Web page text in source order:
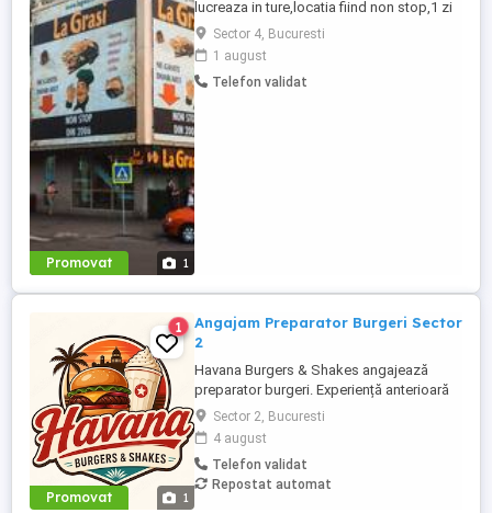
Promovat 1
lucreaza in ture,locatia fiind non stop,1 zi
da 1 zi nu,locatia se afla in sectorul 4,se
acorda 1 masa calda zilnic,cartieru
Berceni,cu experienta salariul 4300 lei net
la 14 ore zi,salariu 3700 lei net la 12 ore
Sector 4, Bucuresti
1 august
Telefon validat
Promovat 1
1
Angajam Preparator Burgeri Sector
2
Havana Burgers & Shakes angajează
preparator burgeri. Experiență anterioară
în burger shop fast-food OBLIGATORIE
Persoană rapidă, serioasă și organizată
Cunoștințe de lucru pe grill și asamblare
burgeri Atenție la gramaje, rețete și timpi
de preparare Menținerea curățeniei la
Sector 2, Bucuresti
4 august
Telefon validat
Repostat automat